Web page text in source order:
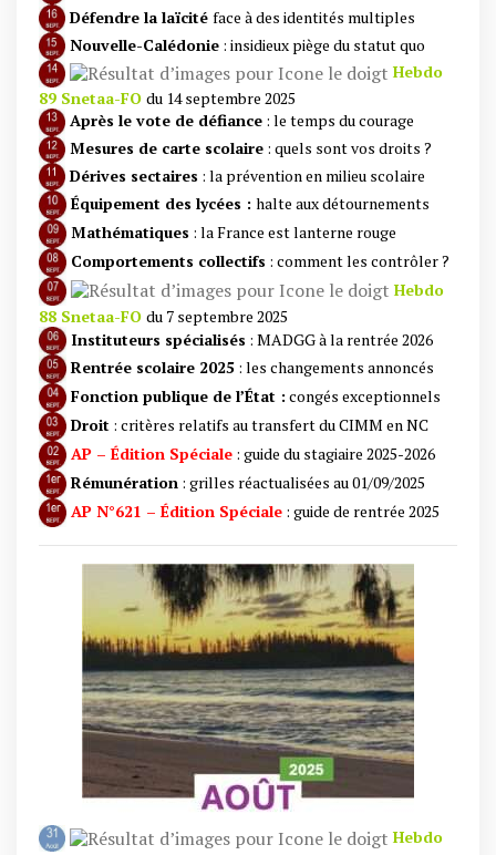
Défendre la laïcité face à des identités multiples
Nouvelle-Calédonie : insidieux piège du statut quo
Hebdo
89 Snetaa-FO du 14 septembre 2025
Après le vote de défiance : le temps du courage
Mesures de carte scolaire : quels sont vos droits ?
Dérives sectaires : la prévention en milieu scolaire
Équipement des lycées : halte aux détournements
Mathématiques : la France est lanterne rouge
Comportements collectifs : comment les contrôler ?
Hebdo
88 Snetaa-FO du 7 septembre 2025
Instituteurs spécialisés : MADGG à la rentrée 2026
Rentrée scolaire 2025 : les changements annoncés
Fonction publique de l’État : congés exceptionnels
Droit : critères relatifs au transfert du CIMM en NC
AP – Édition Spéciale : guide du stagiaire 2025-2026
Rémunération : grilles réactualisées au 01/09/2025
AP N°621 – Édition Spéciale : guide de rentrée 2025
Hebdo